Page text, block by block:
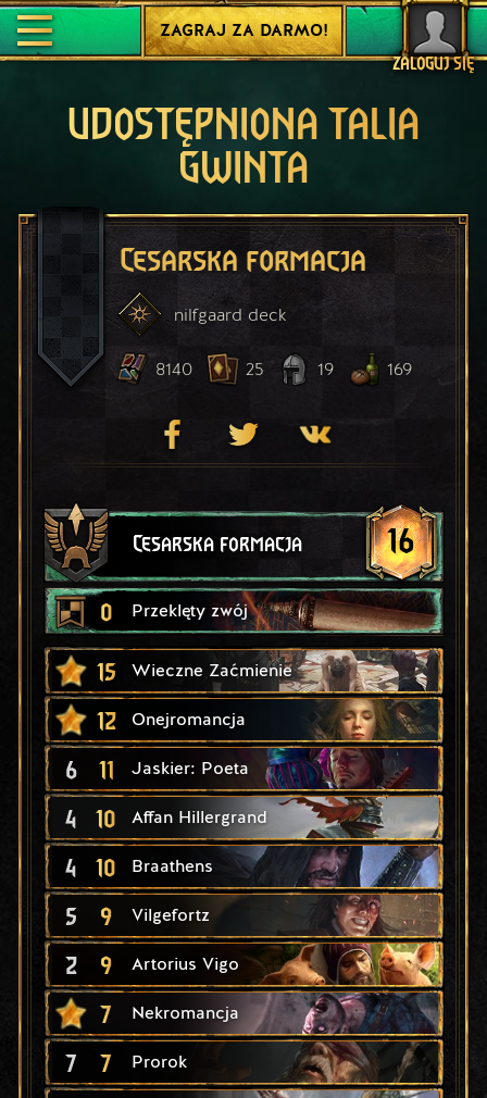
ZALOGUJ SIĘ
ZAGRAJ ZA DARMO!
UDOSTĘPNIONA TALIA
GWINTA
Cesarska formacja
nilfgaard deck
8140 25 19 169
Cesarska formacja 16
0 Przeklęty zwój
15 Wieczne Zaćmienie
12 Onejromancja
6 11 Jaskier: Poeta
4 10 Affan Hillergrand
4 10 Braathens
5 9 Vilgefortz
2 9 Artorius Vigo
7 Nekromancja
7 7 Prorok